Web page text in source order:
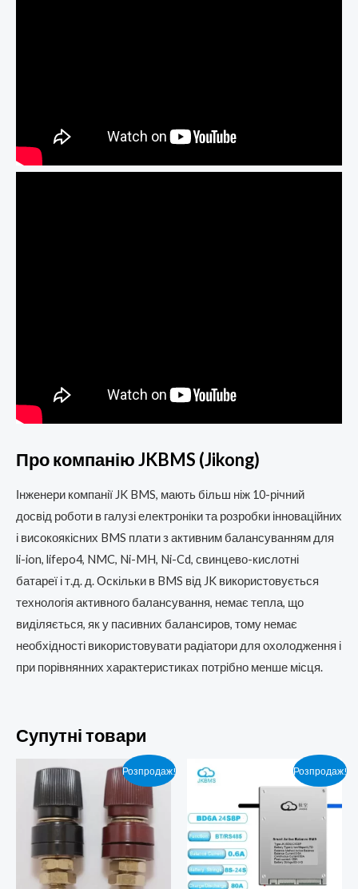
Про компанію JKBMS (Jikong)
Інженери компанії JK BMS, мають більш ніж 10-річний
досвід роботи в галузі електроніки та розробки інноваційних
і високоякісних BMS плати з активним балансуванням для
li-ion, lifepo4, NMC, Ni-MH, Ni-Cd, свинцево-кислотні
батареї і т.д. д. Оскільки в BMS від JK використовується
технологія активного балансування, немає тепла, що
виділяється, як у пасивних балансиров, тому немає
необхідності використовувати радіатори для охолодження і
при порівнянних характеристиках потрібно менше місця.
Супутні товари
Розпродаж! Розпродаж!